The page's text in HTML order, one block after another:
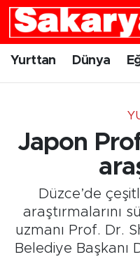
Yurttan Dünya
Japon
Düzce’de
araştırmalarını
uzmanı Prof. Dr.
Belediye Başkanı
Yurttan
Eskişehirspor
Spor
Eskişehir
Eskişehir Trafik
Süper Lig Puan
Tüm Manşetler